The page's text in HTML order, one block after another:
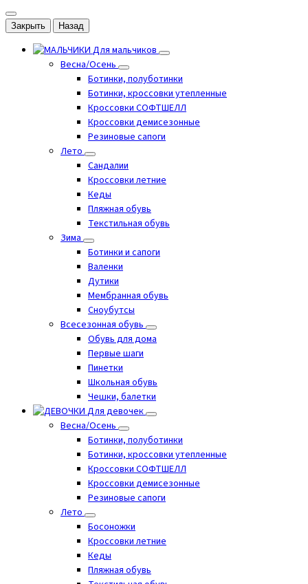
Закрыть Назад
Для мальчиков
Весна/Осень
Ботинки, полуботинки
Ботинки, кроссовки утепленные
Кроссовки СОФТШЕЛЛ
Кроссовки демисезонные
Резиновые сапоги
Лето
Cандалии
Кроссовки летние
Кеды
Пляжная обувь
Текстильная обувь
Зима
Ботинки и сапоги
Валенки
Дутики
Мембранная обувь
Сноубутсы
Всесезонная обувь
Обувь для дома
Первые шаги
Пинетки
Школьная обувь
Чешки, балетки
Для девочек
Весна/Осень
Ботинки, полуботинки
Ботинки, кроссовки утепленные
Кроссовки СОФТШЕЛЛ
Кроссовки демисезонные
Резиновые сапоги
Лето
Босоножки
Кроссовки летние
Кеды
Пляжная обувь